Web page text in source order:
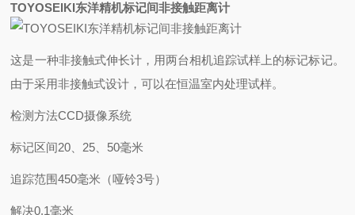
TOYOSEIKI东洋精机标记间非接触距离计
这是一种非接触式伸长计，用两台相机追踪试样上的标记标记。
由于采用非接触式设计，可以在恒温室内处理试样。
检测方法CCD摄像系统
标记区间20、25、50毫米
追踪范围450毫米（哑铃3号）
解决0.1毫米